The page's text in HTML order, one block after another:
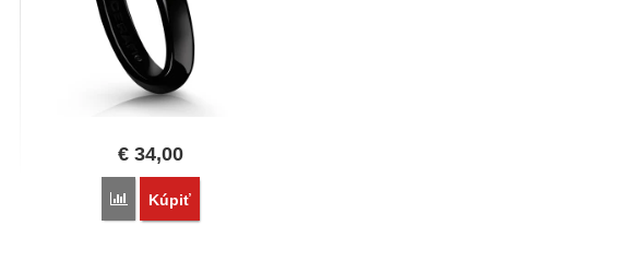
€34,00
Porovnať
Kúpiť